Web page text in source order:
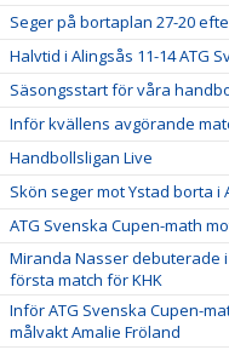
Seger på bortaplan 27-20
Halvtid i Alingsås 11-14 ATG
Säsongsstart för våra
Inför kvällens avgörande
Handbollsligan Live
Skön seger mot Ystad borta i
ATG Svenska Cupen-math
Miranda Nasser debuterade
första match för KHK
Inför ATG Svenska Cupen-
målvakt Amalie Fröland